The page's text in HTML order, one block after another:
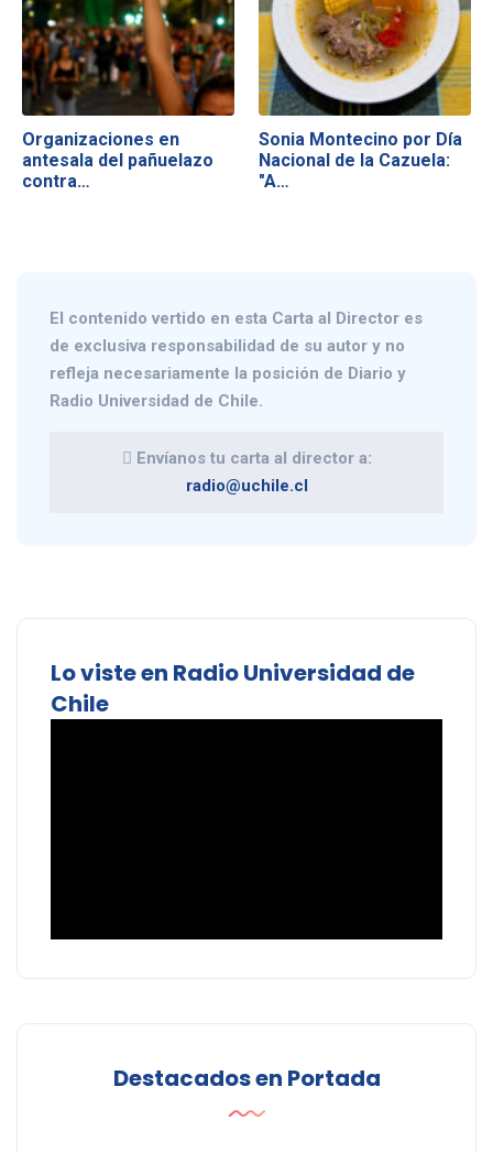
Organizaciones en
antesala del pañuelazo
contra…
Sonia Montecino por Día
Nacional de la Cazuela:
"A…
El contenido vertido en esta Carta al Director es
de exclusiva responsabilidad de su autor y no
refleja necesariamente la posición de Diario y
Radio Universidad de Chile.
Envíanos tu carta al director a:
radio@uchile.cl
Lo viste en Radio Universidad de
Chile
Destacados en Portada